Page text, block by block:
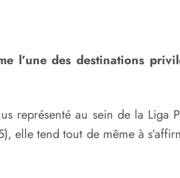
l’une des destinations
représenté au sein de la
elle tend tout de même à